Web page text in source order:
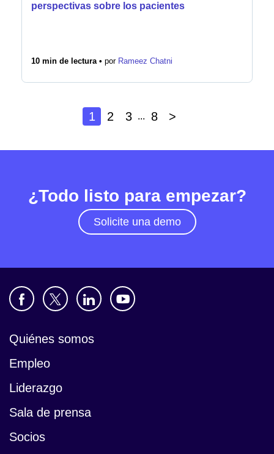
perspectivas sobre los pacientes
10 min de lectura • por Rameez Chatni
1 2 3 ... 8 >
¿Todo listo para empezar?
Solicite una demo
Quiénes somos
Empleo
Liderazgo
Sala de prensa
Socios